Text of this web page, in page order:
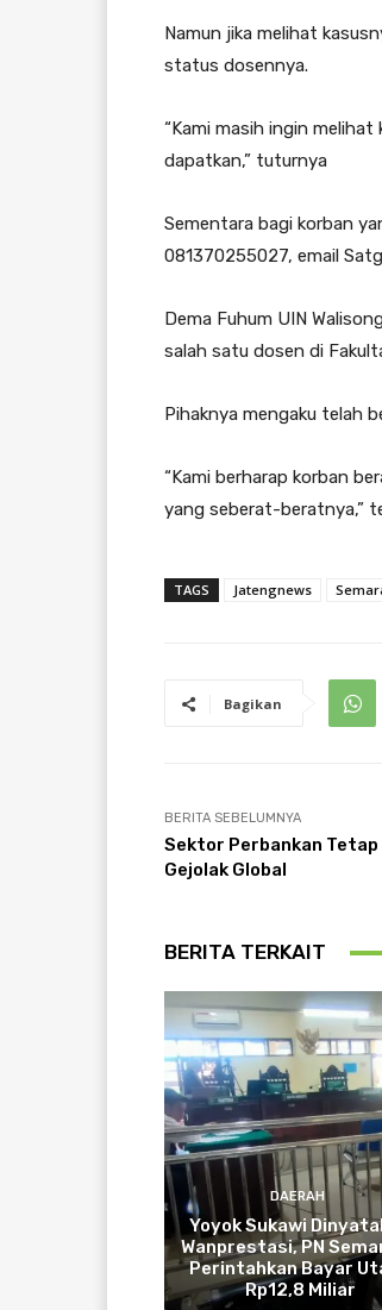
Namun jika melihat
status dosennya.
“Kami masih ingin
dapatkan,” tuturnya
Sementara bagi korban
081370255027, email
Dema Fuhum UIN
salah satu dosen di
Pihaknya mengaku telah
“Kami berharap korban
yang seberat-beratnya,”
TAGS Jatengnews
Bagikan
BERITA SEBELUMNYA
Sektor Perbankan Tetap
Gejolak Global
BERITA TERKAIT
DAERAH
Yoyok Sukawi
Wanprestasi, PN
Perintahkan Bayar
Rp12,8 Miliar